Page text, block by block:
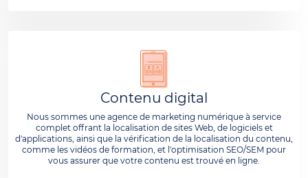
Contenu digital
Nous sommes une agence de marketing numérique à service
complet offrant la localisation de sites Web, de logiciels et
d'applications, ainsi que la vérification de la localisation du contenu,
comme les vidéos de formation, et l'optimisation SEO/SEM pour
vous assurer que votre contenu est trouvé en ligne.